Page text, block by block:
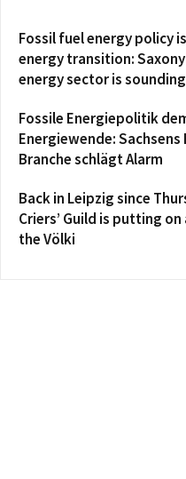
Fossil fuel energy policy
energy transition:
energy sector is
Fossile Energiepolitik
Energiewende:
Branche schlägt Alarm
Back in Leipzig since
Criers’ Guild is putting
the Völki